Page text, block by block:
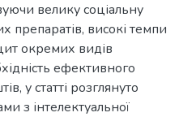
велику соціальну
препаратів, високі темпи
окремих видів
ефективного
у статті розглянуто
з інтелектуальної